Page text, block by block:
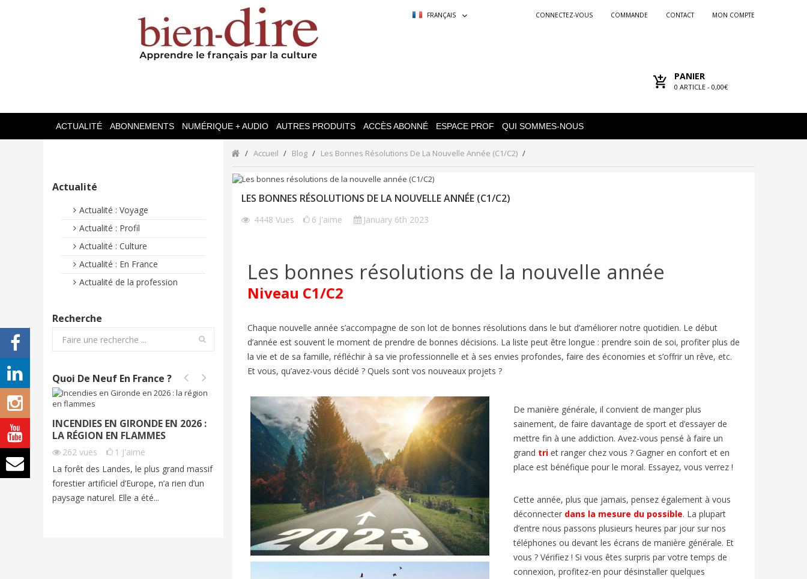
FRANÇAIS MON COMPTE
CONTACT
COMMANDE
CONNECTEZ-VOUS
PANIER
0 ARTICLE - 0,00€
ACTUALITÉ ABONNEMENTS NUMÉRIQUE + AUDIO AUTRES PRODUITS ACCÈS ABONNÉ ESPACE PROF QUI SOMMES-NOUS
Actualité
Actualité : Voyage
Actualité : Profil
Actualité : Culture
Actualité : En France
Actualité de la profession
Recherche
Quoi De Neuf En France ?
INCENDIES EN GIRONDE EN 2026 :
LA RÉGION EN FLAMMES
262 vues 1 J'aime
La forêt des Landes, le plus grand massif
forestier artificiel d’Europe, n’a rien d’un
paysage naturel. Elle a été...
INCENDIE DE FONTAINEBLEAU EN
2026 | FRANÇAIS B2/C1
vues 1 J'aime
Cet été, la France subit des incendies
exceptionnels. Quand on pense aux
grands feux de forêt en France, on
BORMES-LES-MIMOSAS, VILLAGE
PRÉFÉRÉ DES FRANÇAIS 2026 | FLE
A2/B1
263vues
Connaissez-vous l’émission de télévision
‘Le Village Préféré des Français’ ? Elle est
animée par Stéphane Bern....
VACANCES D’ÉTÉ EN FRANCE : FLE
A2/B1 | BIEN-DIRE
1107vues 7 J'aime
En France, le mois de juillet marque le
vacances d’été ».
Accueil Blog Les Bonnes Résolutions De La Nouvelle Année (C1/C2)
LES BONNES RÉSOLUTIONS DE LA NOUVELLE ANNÉE (C1/C2)
4448 Vues 6 J'aime January 6th 2023
Les bonnes résolutions de la nouvelle année
Niveau C1/C2
Chaque nouvelle année s’accompagne de son lot de bonnes résolutions dans le but d’améliorer notre quotidien. Le début
d’année est souvent le moment de prendre de bonnes décisions. La liste peut être longue : prendre soin de soi, profiter plus de
la vie et de sa famille, réfléchir à sa vie professionnelle et à ses envies profondes, faire des économies et s’offrir un rêve, etc.
Et vous, qu’avez-vous décidé ? Quels sont vos nouveaux projets ?
De manière générale, il convient de manger plus
sainement, de faire davantage de sport et d’essayer de
mettre fin à une addiction. Avez-vous pensé à faire un
grand tri et ranger chez vous ? Gagner en confort et en
place est bénéfique pour le moral. Essayez, vous verrez !
Cette année, plus que jamais, pensez également à vous
déconnecter dans la mesure du possible. La plupart
d’entre nous passons plusieurs heures par jour sur nos
téléphones ou devant les écrans de manière générale. Et
vous ? Vérifiez ! Si vous êtes surpris par votre temps de
connexion, profitez-en pour désinstaller quelques